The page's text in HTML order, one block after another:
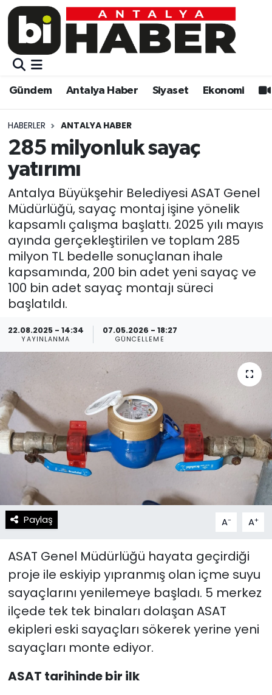
Gündem Antalya Haber Siyaset Ekonomi
HABERLER ANTALYA HABER
285 milyonluk sayaç
yatırımı
Antalya Büyükşehir Belediyesi ASAT Genel
Müdürlüğü, sayaç montaj işine yönelik
kapsamlı çalışma başlattı. 2025 yılı mayıs
ayında gerçekleştirilen ve toplam 285
milyon TL bedelle sonuçlanan ihale
kapsamında, 200 bin adet yeni sayaç ve
100 bin adet sayaç montajı süreci
başlatıldı.
22.08.2025 - 14:34
YAYINLANMA
07.05.2026 - 18:27
GÜNCELLEME
Paylaş A- A+
ASAT Genel Müdürlüğü hayata geçirdiği
proje ile eskiyip yıpranmış olan içme suyu
sayaçlarını yenilemeye başladı. 5 merkez
ilçede tek tek binaları dolaşan ASAT
ekipleri eski sayaçları sökerek yerine yeni
sayaçları monte ediyor.
ASAT tarihinde bir ilk
Gündem
Siyaset
Ekonomi
Video
Eğitim
Kültür-sanat
Sağlık
Spor
Teknoloji
Resmi İlanlar
Gündem
Siyaset
Eğitim
Ekonomi
Kültür-sanat
Sağlık
Spor
Teknoloji
Yaşam
Künye
Gizlilik Sözleşmesi
İletişim
Muratpaşa Nöbetçi Eczaneler
Muratpaşa Trafik Yoğunluk Haritası
Süper Lig Puan Durumu ve Fikstür
Tüm Manşetler
Son Dakika Haberleri
Haber Arşivi